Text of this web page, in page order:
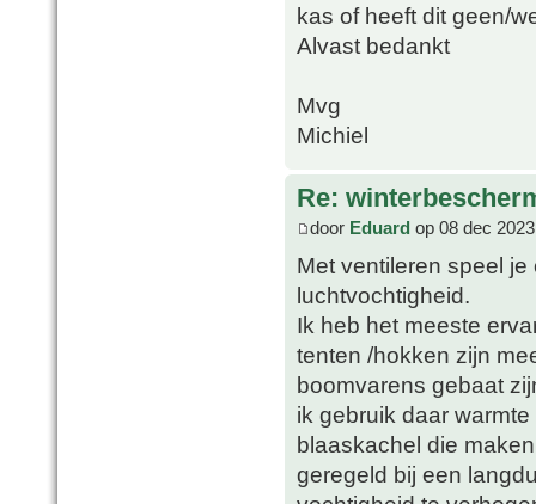
kas of heeft dit geen/
Alvast bedankt
Mvg
Michiel
Re:
door Eduard op 08 dec
Met ventileren speel
luchtvochtigheid.
Ik heb het meeste
tenten /hokken zijn
boomvarens gebaat
ik gebruik daar
blaaskachel die
geregeld bij een